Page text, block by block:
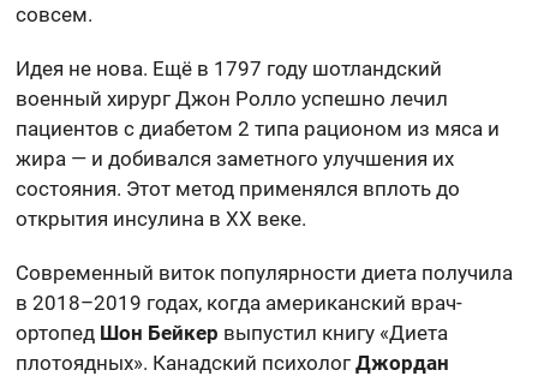
совсем.
Идея не нова. Ещё в 1797 году шотландский
военный хирург Джон Ролло успешно лечил
пациентов с диабетом 2 типа рационом из мяса и
жира — и добивался заметного улучшения их
состояния. Этот метод применялся вплоть до
открытия инсулина в XX веке.
Современный виток популярности диета получила
в 2018–2019 годах, когда американский врач-
ортопед Шон Бейкер выпустил книгу «Диета
плотоядных». Канадский психологДжордан